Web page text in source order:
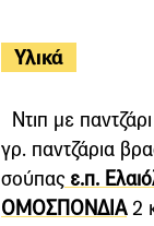
Υλικά
Ντιπ με
γρ. παντζάρια
σούπας ε.π.
ΟΜΟΣΠΟΝΔΙΑ2